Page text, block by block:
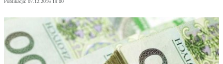
Publikacja: 07.12.2016 19:00